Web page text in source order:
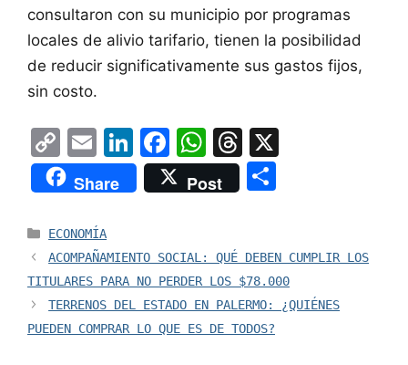
consultaron con su municipio por programas
locales de alivio tarifario, tienen la posibilidad
de reducir significativamente sus gastos fijos,
sin costo.
C
o
p
y
Li
n
k
E
m
ai
l
Li
n
k
dI
n
F
a
c
b
o
o
k
W
h
at
A
p
p
T
hr
e
d
s
Share Post
e
Categorías
ECONOMÍA
ACOMPAÑAMIENTO SOCIAL: QUÉ DEBEN CUMPLIR LOS
TITULARES PARA NO PERDER LOS $78.000
TERRENOS DEL ESTADO EN PALERMO: ¿QUIÉNES
PUEDEN COMPRAR LO QUE ES DE TODOS?